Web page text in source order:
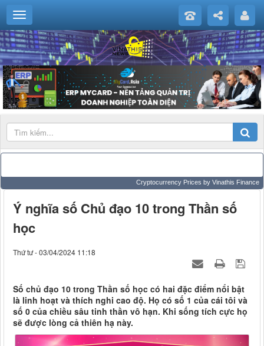
Cryptocurrency Prices by Vinathis Finance
Ý nghĩa số Chủ đạo 10 trong Thần số
học
Thứ tư - 03/04/2024 11:18
Số chủ đạo 10 trong Thần số học có hai đặc điểm nổi bật
là linh hoạt và thích nghi cao độ. Họ có số 1 của cái tôi và
số 0 của chiều sâu tinh thần vô hạn. Khi sống tích cực họ
sẽ được lòng cả thiên hạ này.